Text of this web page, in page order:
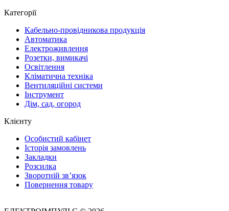
Категорії
Кабельно-провідникова продукція
Автоматика
Електроживлення
Розетки, вимикачі
Освітлення
Кліматична техніка
Вентиляційні системи
Інструмент
Дім, сад, огород
Клієнту
Особистий кабінет
Історія замовлень
Закладки
Розсилка
Зворотній зв’язок
Повернення товару